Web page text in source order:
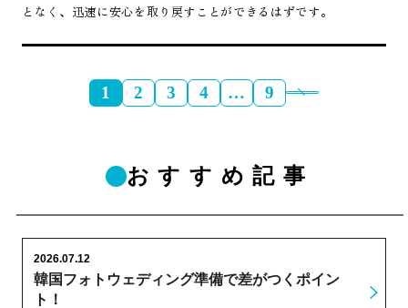
となく、迅速に安心を取り戻すことができるはずです。
1 2 3 4 … 9
おすすめ記事
韓国フォトウェディング準備で差がつくポイン
ト！
2026.07.12